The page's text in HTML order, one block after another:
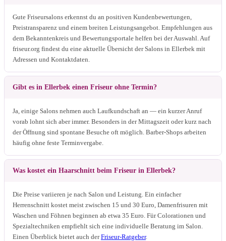
Gute Friseursalons erkennst du an positiven Kundenbewertungen,
Preistransparenz und einem breiten Leistungsangebot. Empfehlungen aus
dem Bekanntenkreis und Bewertungsportale helfen bei der Auswahl. Auf
friseur.org findest du eine aktuelle Übersicht der Salons in Ellerbek mit
Adressen und Kontaktdaten.
Gibt es in Ellerbek einen Friseur ohne Termin?
Ja, einige Salons nehmen auch Laufkundschaft an — ein kurzer Anruf
vorab lohnt sich aber immer. Besonders in der Mittagszeit oder kurz nach
der Öffnung sind spontane Besuche oft möglich. Barber-Shops arbeiten
häufig ohne feste Terminvergabe.
Was kostet ein Haarschnitt beim Friseur in Ellerbek?
Die Preise variieren je nach Salon und Leistung. Ein einfacher
Herrenschnitt kostet meist zwischen 15 und 30 Euro, Damenfrisuren mit
Waschen und Föhnen beginnen ab etwa 35 Euro. Für Colorationen und
Spezialtechniken empfiehlt sich eine individuelle Beratung im Salon.
Einen Überblick bietet auch derFriseur-Ratgeber.